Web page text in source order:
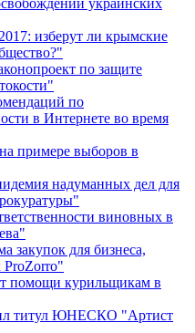
изберут ли крымские
по защите
по
в Интернете во время
примере выборов в
надуманных дел для
виновных в
закупок для бизнеса,
ProZorro"
помощи курильщикам в
титул ЮНЕСКО "Артист